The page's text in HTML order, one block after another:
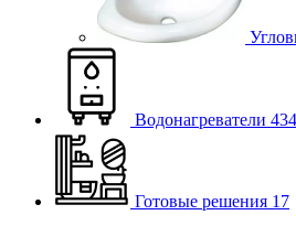
Водонагреватели 434
Готовые решения 17